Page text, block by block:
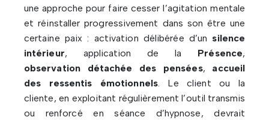
une approche pour faire cesser l’agitation mentale
et réinstaller progressivement dans son être une
certaine paix : activation délibérée d’un silence
intérieur, application de la Présence,
observation détachée des pensées, accueil
des ressentis émotionnels. Le client ou la
cliente, en exploitant régulièrement l’outil transmis
ou renforcé en séance d’hypnose, devrait